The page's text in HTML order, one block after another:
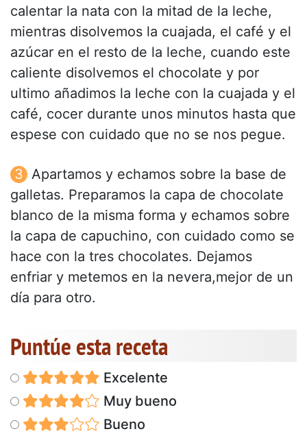
calentar la nata con la mitad de la leche,
mientras disolvemos la cuajada, el café y el
azúcar en el resto de la leche, cuando este
caliente disolvemos el chocolate y por
ultimo añadimos la leche con la cuajada y el
café, cocer durante unos minutos hasta que
espese con cuidado que no se nos pegue.
Apartamos y echamos sobre la base de
galletas. Preparamos la capa de chocolate
blanco de la misma forma y echamos sobre
la capa de capuchino, con cuidado como se
hace con la tres chocolates. Dejamos
enfriar y metemos en la nevera,mejor de un
día para otro.
Puntúe esta receta
Excelente
Muy bueno
Bueno